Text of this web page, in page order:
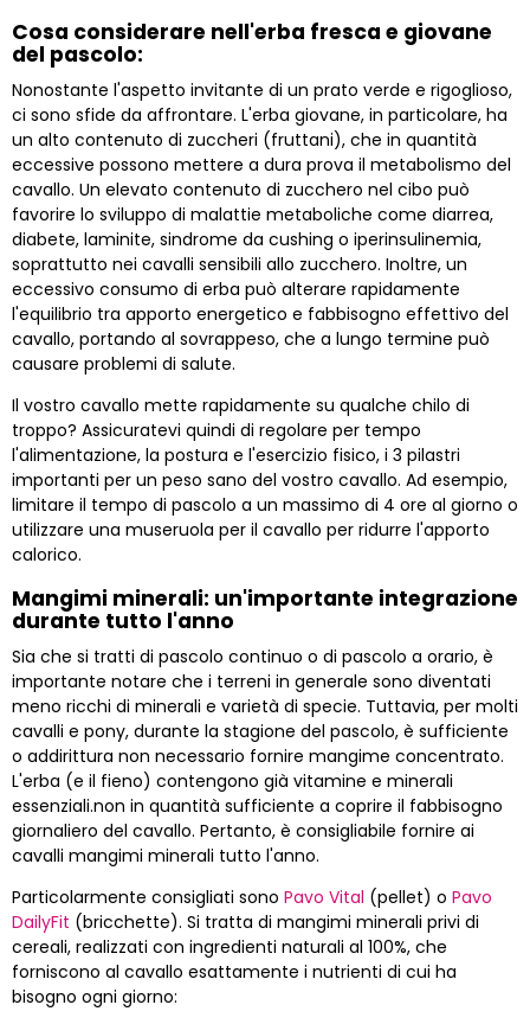
Cosa considerare nell'erba fresca e giovane
del pascolo:
Nonostante l'aspetto invitante di un prato verde e rigoglioso,
ci sono sfide da affrontare. L'erba giovane, in particolare, ha
un alto contenuto di zuccheri (fruttani), che in quantità
eccessive possono mettere a dura prova il metabolismo del
cavallo. Un elevato contenuto di zucchero nel cibo può
favorire lo sviluppo di malattie metaboliche come diarrea,
diabete, laminite, sindrome da cushing o iperinsulinemia,
soprattutto nei cavalli sensibili allo zucchero. Inoltre, un
eccessivo consumo di erba può alterare rapidamente
l'equilibrio tra apporto energetico e fabbisogno effettivo del
cavallo, portando al sovrappeso, che a lungo termine può
causare problemi di salute.
Il vostro cavallo mette rapidamente su qualche chilo di
troppo? Assicuratevi quindi di regolare per tempo
l'alimentazione, la postura e l'esercizio fisico, i 3 pilastri
importanti per un peso sano del vostro cavallo. Ad esempio,
limitare il tempo di pascolo a un massimo di 4 ore al giorno o
utilizzare una museruola per il cavallo per ridurre l'apporto
calorico.
Mangimi minerali: un'importante integrazione
durante tutto l'anno
Sia che si tratti di pascolo continuo o di pascolo a orario, è
importante notare che i terreni in generale sono diventati
meno ricchi di minerali e varietà di specie. Tuttavia, per molti
cavalli e pony, durante la stagione del pascolo, è sufficiente
o addirittura non necessario fornire mangime concentrato.
L'erba (e il fieno) contengono già vitamine e minerali
essenziali.non in quantità sufficiente a coprire il fabbisogno
giornaliero del cavallo. Pertanto, è consigliabile fornire ai
cavalli mangimi minerali tutto l'anno.
Particolarmente consigliati sono Pavo Vital (pellet) o Pavo
DailyFit (bricchette). Si tratta di mangimi minerali privi di
cereali, realizzati con ingredienti naturali al 100%, che
forniscono al cavallo esattamente i nutrienti di cui ha
bisogno ogni giorno: